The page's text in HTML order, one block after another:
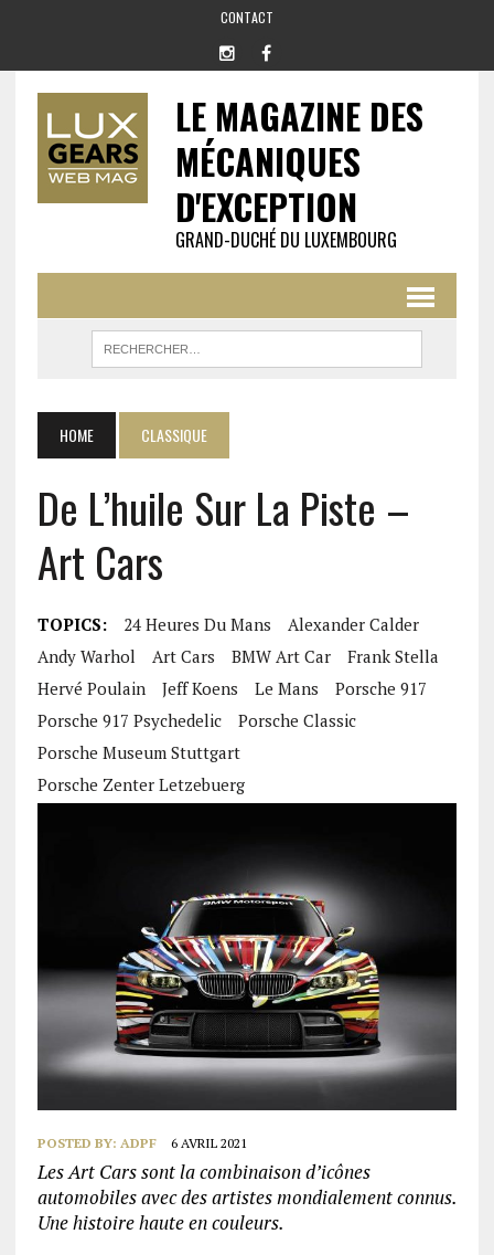
CONTACT
LE MAGAZINE DES
MÉCANIQUES
D'EXCEPTION
GRAND-DUCHÉ DU LUXEMBOURG
HOME CLASSIQUE
De L’huile Sur La Piste –
Art Cars
TOPICS: 24 Heures Du Mans
Alexander Calder
Andy Warhol
Art Cars BMW Art Car
Frank Stella
Hervé Poulain
Jeff Koens Le Mans
Porsche 917
Porsche 917 Psychedelic
Porsche Classic
Porsche Museum Stuttgart
Porsche Zenter Letzebuerg
POSTED BY: ADPF 6 AVRIL 2021
Les Art Cars sont la combinaison d’icônes
automobiles avec des artistes mondialement connus.
Une histoire haute en couleurs.